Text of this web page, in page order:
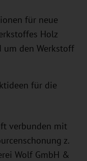
für neue
Holz
um den Werkstoff
für die
verbunden mit
z.
Wolf GmbH &